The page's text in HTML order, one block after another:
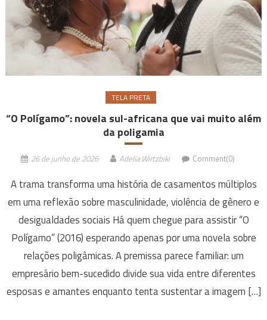
TELA PRETA
“O Polígamo”: novela sul-africana que vai muito além
da poligamia
26 de junho de 2026 Adelia Wirtzbiki Comment(0)
A trama transforma uma história de casamentos múltiplos
em uma reflexão sobre masculinidade, violência de gênero e
desigualdades sociais Há quem chegue para assistir “O
Polígamo” (2016) esperando apenas por uma novela sobre
relações poligâmicas. A premissa parece familiar: um
empresário bem-sucedido divide sua vida entre diferentes
esposas e amantes enquanto tenta sustentar a imagem […]